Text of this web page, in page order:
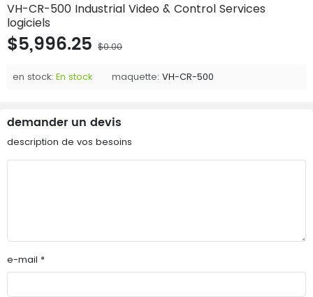
VH-CR-500 Industrial Video & Control Services
logiciels
$5,996.25 $0.00
en stock: En stock maquette: VH-CR-500
demander un devis
description de vos besoins
e-mail *